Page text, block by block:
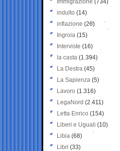
Immigrazione (734)
indulto (14)
inflazione (26)
Ingroia (15)
Interviste (16)
la casta (1.394)
La Destra (45)
La Sapienza (5)
Lavoro (1.316)
LegaNord (2.411)
Letta Enrico (154)
Liberi e Uguali (10)
Libia (68)
Libri (33)